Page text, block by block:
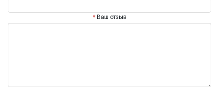
Ваш отзыв